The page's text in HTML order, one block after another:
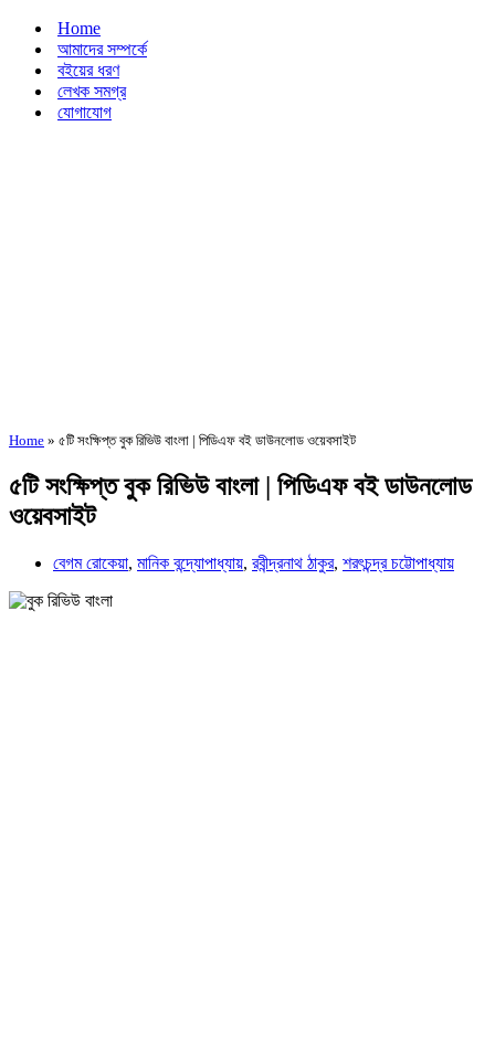
Home
আমাদের সম্পর্কে
বইয়ের ধরণ
লেখক সমগ্র
যোগাযোগ
Home » ৫টি সংক্ষিপ্ত বুক রিভিউ বাংলা | পিডিএফ বই ডাউনলোড ওয়েবসাইট
৫টি সংক্ষিপ্ত বুক রিভিউ বাংলা | পিডিএফ বই ডাউনলোড
ওয়েবসাইট
বেগম রোকেয়া, মানিক বন্দ্যোপাধ্যায়, রবীন্দ্রনাথ ঠাকুর, শরৎচন্দ্র চট্টোপাধ্যায়